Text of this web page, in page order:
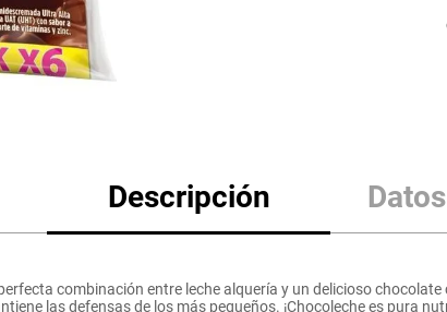
Descripción
combinación entre leche alquería y un delicioso
las defensas de los más pequeños. ¡Chocoleche es pura